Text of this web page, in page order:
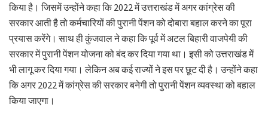
किया है। जिसमें उन्होंने कहा कि 2022 में उत्तराखंड में अगर कांग्रेस की
सरकार आती है तो कर्मचारियों की पुरानी पेंशन को दोबारा बहाल करने का पूरा
प्रयास करेंगे। साथ ही कुंजवाल ने कहा कि पूर्व में अटल बिहारी वाजपेयी की
सरकार में पुरानी पेंशन योजना को बंद कर दिया गया था। इसी को उत्तराखंड में
भी लागू कर दिया गया। लेकिन अब कई राज्यों ने इस पर छूट दी है। उन्होंने कहा
कि अगर 2022 में कांग्रेस की सरकार बनेगी तो पुरानी पेंशन व्यवस्था को बहाल
किया जाएगा।